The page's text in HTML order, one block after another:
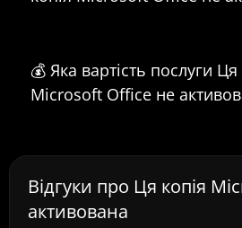
💰 Яка вартість послуги Ця
Microsoft Office не
Відгуки про Ця копія
активована